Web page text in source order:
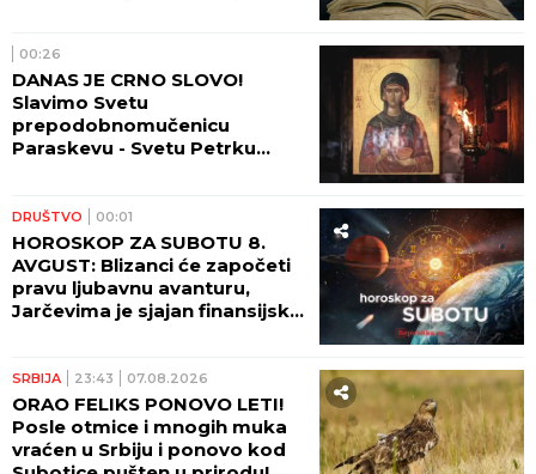
00:26
DANAS JE CRNO SLOVO!
Slavimo Svetu
prepodobnomučenicu
Paraskevu - Svetu Petrku
DRUŠTVO 00:01
HOROSKOP ZA SUBOTU 8.
AVGUST: Blizanci će započeti
pravu ljubavnu avanturu,
Jarčevima je sjajan finansijski
SRBIJA 23:43 07.08.2026
ORAO FELIKS PONOVO LETI!
Posle otmice i mnogih muka
vraćen u Srbiju i ponovo kod